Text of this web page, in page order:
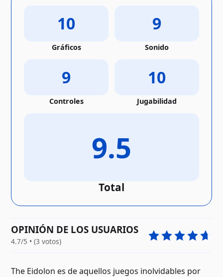
10
Gráficos
9
Sonido
9
Controles
10
Jugabilidad
9.5
Total
OPINIÓN DE LOS USUARIOS
4.7/5 • (3 votos)
The Eidolon es de aquellos juegos inolvidables por